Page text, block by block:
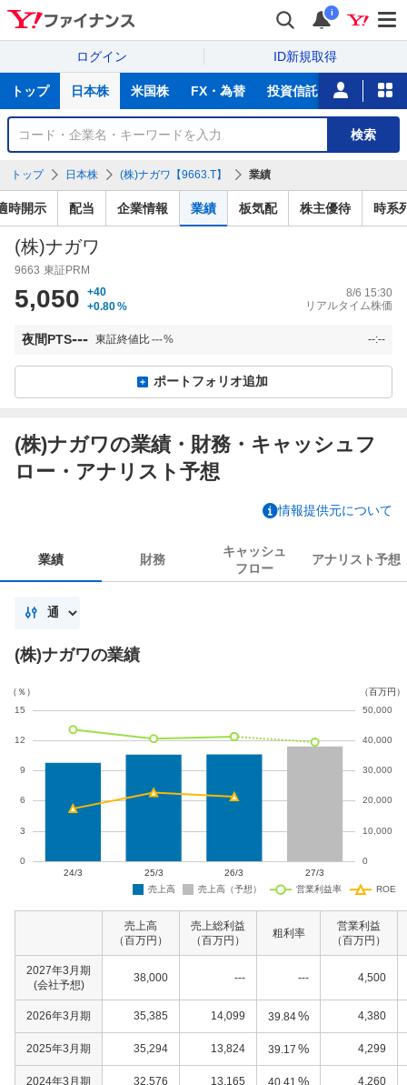
i
ログイン ID新規取得
サ
トップ 日本株 米国株 FX・為替 投資信託 ニュース
銘
検
索
検索
トップ 日本株 (株)ナガワ【9663.T】 業績
時開示 配当 企業情報 業績 板気配 株主優待 時系
(株)ナガワ
9663 東証PRM
5,050
+40
+0.80%
8/6 15:30
リアルタイム株価
夜間PTS--- 東証終値比---% --:--
ポートフォリオ追加
(株)ナガワの業績・財務・キャッシュフ
ロー・アナリスト予想
情報提供元について
業績 財務
キャッシュ
フロー
アナリスト予想
(株)ナガワの業績
売上高
（百万円）
売上総利益
（百万円）
粗利率
営業利益
（百万円）
2027年3月期
(会社予想)
38,000 --- --- 4,500
2026年3月期 35,385 14,099 39.84% 4,380
2025年3月期 35,294 13,824 39.17 % 4,299
2024年3月期 32,576 13,165 40.41 % 4,260